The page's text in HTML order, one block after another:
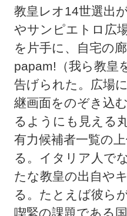
教皇レオ14世選出
やサンピエトロ広
を片手に、自宅の
papam!（我ら教皇
告げられた。広場
継画面をのぞき込
るようにも見える
有力候補者一覧の
る。イタリア人で
たな教皇の出自や
る。たとえば彼ら
喫緊の課題である